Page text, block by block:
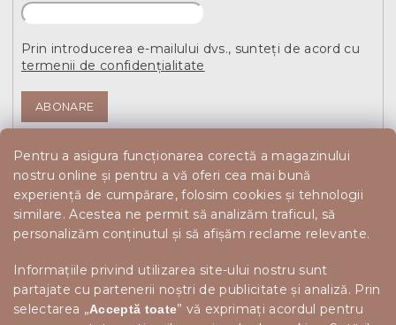
Pentru a asigura funcționarea corectă a magazinului
nostru online și pentru a vă oferi cea mai bună
experiență de cumpărare, folosim cookies și tehnologii
similare. Acestea ne permit să analizăm traficul, să
personalizăm conținutul și să afișăm reclame relevante.
Informațiile privind utilizarea site-ului nostru sunt
partajate cu partenerii noștri de publicitate și analiză. Prin
selectarea „Acceptă toate” vă exprimați acordul pentru
Prin introducerea e-mailului dvs., sunteți de acord cu
termenii de confidențialitate
ABONARE